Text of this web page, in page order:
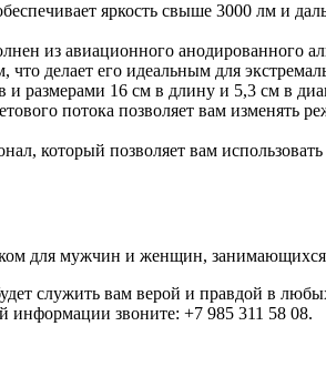
яркость свыше 3000 лм и
из авиационного анодированного
что делает его идеальным для
и размерами 16 см в длину и 5,3 см в
потока позволяет вам изменять
который позволяет вам
для мужчин и женщин,
служить вам верой и правдой в
информации звоните: +7 985 311 58 08.